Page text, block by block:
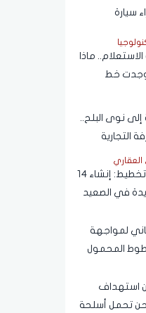
سيارة
مناسبة
ماذا
وجدت خط
نوى البلح..
التجارية
التلاعب في
العقاري
استشاري تخطيط: إنشاء 14
في الصعيد
العمل
لمواجهة
المحمول
استهداف
تحمل أسلحة